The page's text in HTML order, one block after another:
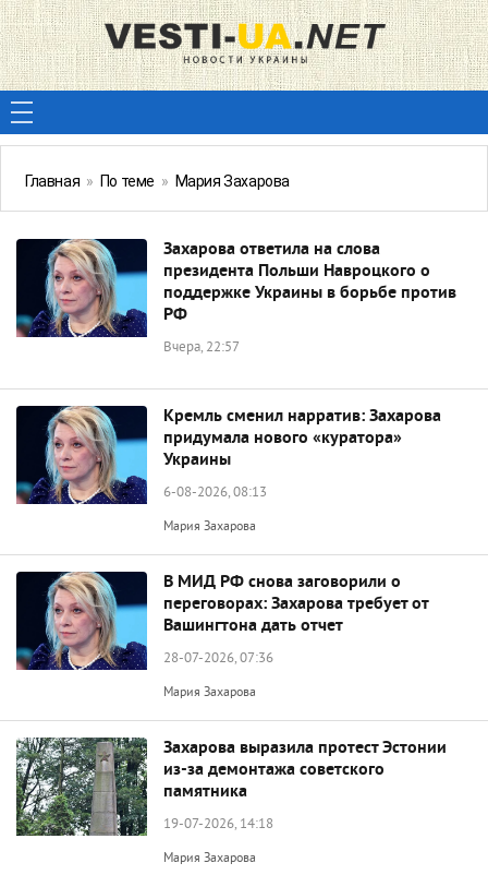
Главная » По теме » Мария Захарова
Захарова ответила на слова
президента Польши Навроцкого о
поддержке Украины в борьбе против
РФ
Вчера, 22:57
Кремль сменил нарратив: Захарова
придумала нового «куратора»
Украины
6-08-2026, 08:13
Мария Захарова
В МИД РФ снова заговорили о
переговорах: Захарова требует от
Вашингтона дать отчет
28-07-2026, 07:36
Мария Захарова
Захарова выразила протест Эстонии
из-за демонтажа советского
памятника
19-07-2026, 14:18
Мария Захарова